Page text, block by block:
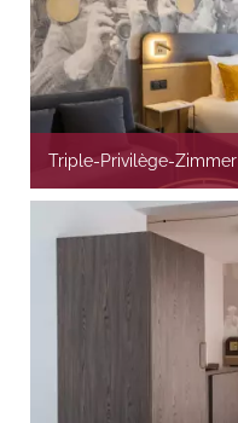
Triple-Privilège-Zimmer